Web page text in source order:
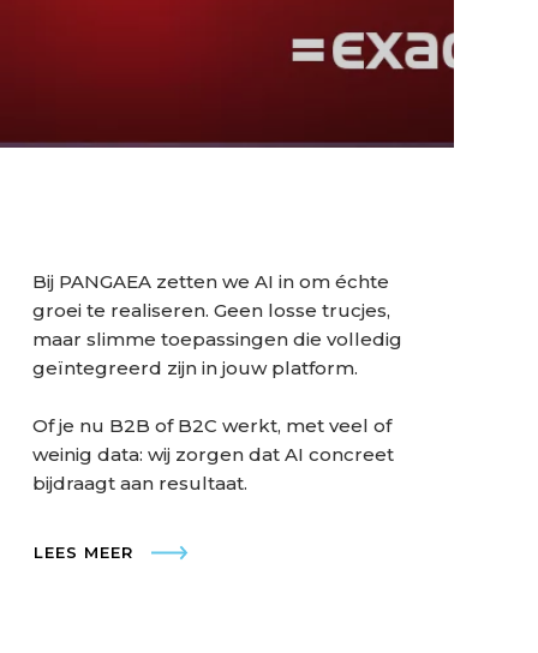
Bij PANGAEA zetten we AI in om échte
groei te realiseren. Geen losse trucjes,
maar slimme toepassingen die volledig
geïntegreerd zijn in jouw platform.
Of je nu B2B of B2C werkt, met veel of
weinig data: wij zorgen dat AI concreet
bijdraagt aan resultaat.
LEES MEER